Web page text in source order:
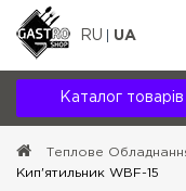
RU UA
Каталог товарів
Теплове
Кип'ятильник WBF-15